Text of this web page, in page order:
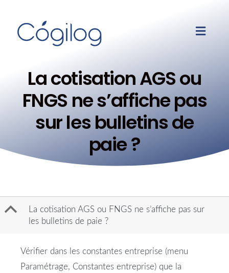
La cotisation AGS ou
FNGS ne s’affiche pas
sur les bulletins de
paie ?
B
La cotisation AGS ou FNGS ne s’affiche pas sur
les bulletins de paie ?
Vérifier dans les constantes entreprise (menu
Paramétrage, Constantes entreprise) que la